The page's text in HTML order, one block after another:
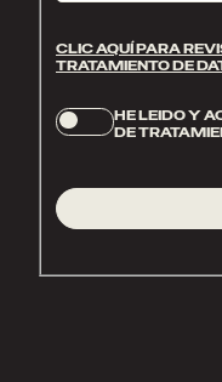
CLIC AQUÍ PARA
TRATAMIENTO DE
HE LEIDO Y
DE